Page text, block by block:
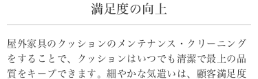
満足度の向上
屋外家具のクッションのメンテナンス・クリーニング
をすることで、クッションはいつでも清潔で最上の品
質をキープできます。細やかな気遣いは、顧客満足度